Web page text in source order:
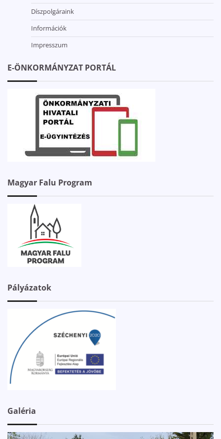
Díszpolgáraink
Információk
Impresszum
E-ÖNKORMÁNYZAT PORTÁL
Magyar Falu Program
Pályázatok
Galéria